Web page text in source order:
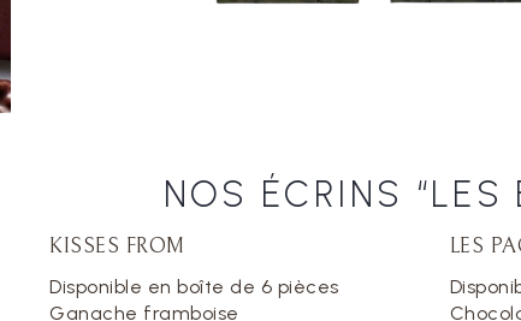
NOS ÉCRINS “LES
KISSES FROM
Disponible en boîte de 6 pièces
Ganache framboise
LES